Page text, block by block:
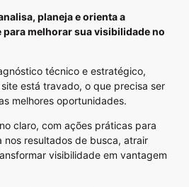
planeja e orienta a
melhorar sua visibilidade no
técnico e estratégico,
está travado, o que precisa ser
melhores oportunidades.
claro, com ações práticas para
nos resultados de busca, atrair
visibilidade em vantagem